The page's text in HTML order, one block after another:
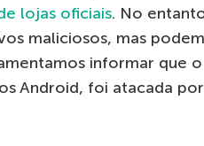
lojas oficiais. No
maliciosos, mas
informar que o
Android, foi atacada